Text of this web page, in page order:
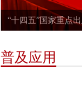
普及应用